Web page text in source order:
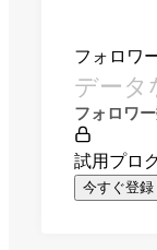
フォロワ
データ
フォロワ
試用プロ
今すぐ登録